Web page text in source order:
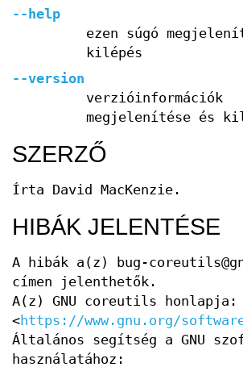
--help
ezen súgó
kilépés
--version
verzióinformációk
megjelenítése és
SZERZŐ
Írta David MacKenzie.
HIBÁK JELENTÉSE
A hibák a(z) bug-
címen jelenthetők.
A(z) GNU coreutils honlapja:
<https://www.gnu.org/
Általános segítség a GNU
használatához: